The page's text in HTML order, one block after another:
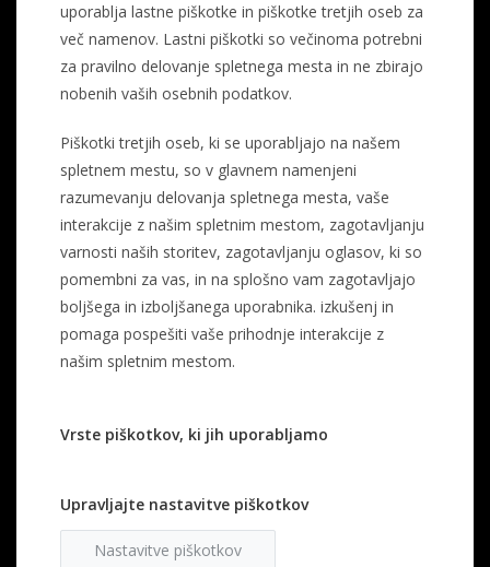
uporablja lastne piškotke in piškotke tretjih oseb za
več namenov. Lastni piškotki so večinoma potrebni
za pravilno delovanje spletnega mesta in ne zbirajo
nobenih vaših osebnih podatkov.
Piškotki tretjih oseb, ki se uporabljajo na našem
spletnem mestu, so v glavnem namenjeni
razumevanju delovanja spletnega mesta, vaše
interakcije z našim spletnim mestom, zagotavljanju
varnosti naših storitev, zagotavljanju oglasov, ki so
pomembni za vas, in na splošno vam zagotavljajo
boljšega in izboljšanega uporabnika. izkušenj in
pomaga pospešiti vaše prihodnje interakcije z
našim spletnim mestom.
Vrste piškotkov, ki jih uporabljamo
Upravljajte nastavitve piškotkov
Nastavitve piškotkov